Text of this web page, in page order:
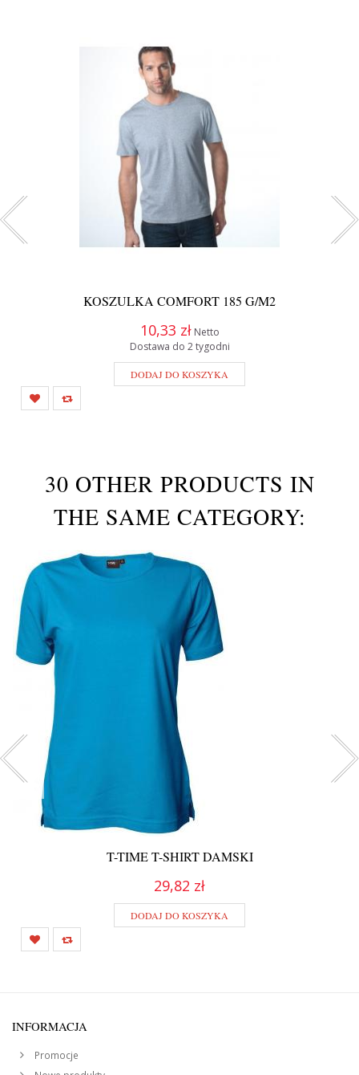
KOSZULKA COMFORT 185 G/M2
10,33 zł Netto
Dostawa do 2 tygodni
DODAJ DO KOSZYKA
30 OTHER PRODUCTS IN
THE SAME CATEGORY:
T-TIME T-SHIRT DAMSKI
29,82 zł
DODAJ DO KOSZYKA
INFORMACJA
Promocje